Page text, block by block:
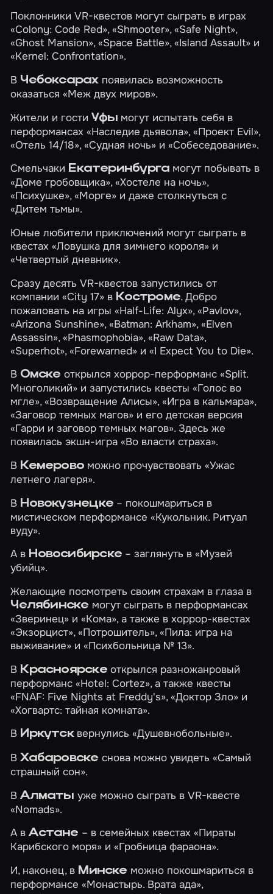
Поклонники VR-квестов могут сыграть в играх
«Colony: Code Red»,«Shmooter»,«Safe Night»,
«Ghost Mansion»,«Space Battle»,«Island Assault» и
«Kernel: Confrontation».
В Чебоксарахпоявилась возможность
оказаться«Меж двух миров».
Жители и гостиУфымогут испытать себя в
перформансах«Наследие дьявола»,«Проект Evil»,
«Отель 14/18»,«Судная ночь» и«Собеседование».
Смельчаки Екатеринбурга могут побывать в
«Доме гробовщика»,«Хостеле на ночь»,
«Психушке»,«Морге» и даже столкнуться с
«Дитем тьмы».
Юные любители приключений могут сыграть в
квестах«Ловушка для зимнего короля» и
«Четвертый дневник».
Сразу десять VR-квестов запустились от
компании «City 17» в Костроме. Добро
пожаловать на игры«Half-Life: Alyx»,«Pavlov»,
«Arizona Sunshine»,«Batman: Arkham»,«Elven
Assassin»,«Phasmophobia»,«Raw Data»,
«Superhot»,«Forewarned» и«I Expect You to Die».
В Омске открылся хоррор-перформанс «Split.
Многоликий» и запустились квесты«Голос во
мгле»,«Возвращение Алисы»,«Игра в кальмара»,
«Заговор темных магов» и его детская версия
«Гарри и заговор темных магов». Здесь же
появилась экшн-игра«Во власти страха».
В Кемерово можно прочувствовать«Ужас
летнего лагеря».
В Новокузнецке– покошмариться в
мистическом перформансе«Кукольник. Ритуал
вуду».
А в Новосибирске– заглянуть в «Музей
убийц».
Желающие посмотреть своим страхам в глаза в
Челябинске могут сыграть в перформансах
«Зверинец» и«Кома», а также в хоррор-квестах
«Экзорцист»,«Потрошитель»,«Пила: игра на
выживание» и«Психбольница № 13».
В Красноярскеоткрылся разножанровый
перформанс«Hotel: Cortez», а также квесты
«FNAF: Five Nights at Freddy's»,«Доктор Зло» и
«Хогвартс: тайная комната».
В Иркутсквернулись «Душевнобольные».
ВХабаровске снова можно увидеть «Самый
страшный сон».
ВАлматы уже можно сыграть в VR-квесте
«Nomads».
А вАстане – в семейных квестах «Пираты
Карибского моря» и«Гробница фараона».
И, наконец, в Минске можно покошмариться в
перформансе«Монастырь. Врата ада»,